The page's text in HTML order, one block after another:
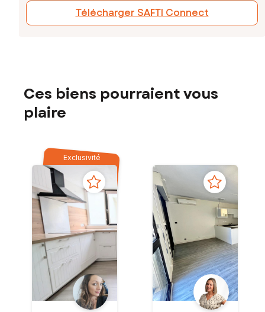
Télécharger SAFTI Connect
Ces biens pourraient vous
plaire
Exclusivité